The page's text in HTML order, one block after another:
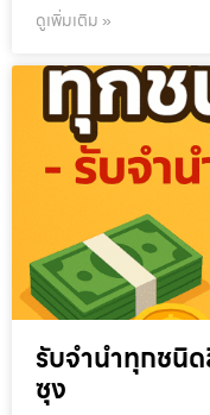
ดูเพิ่มเติม »
รับจำนำทุกชนิ
ซุง